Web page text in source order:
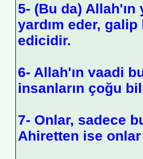
5- (Bu da) Allah'ın
yardım eder,
edicidir.
6- Allah'ın vaadi
insanların çoğu
7- Onlar, sadece
Ahiretten ise